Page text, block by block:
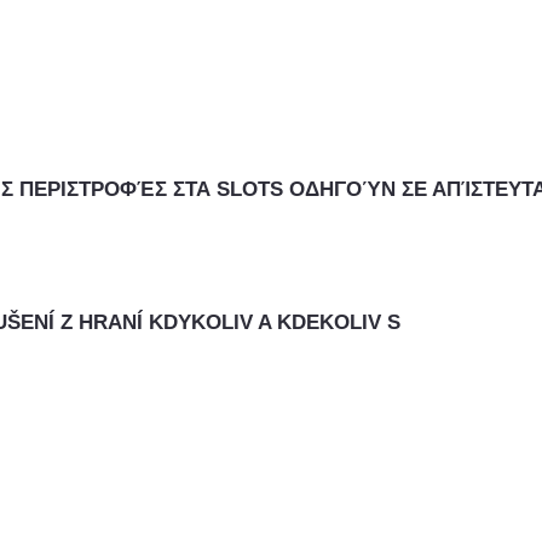
ΠΕΡΙΣΤΡΟΦΈΣ ΣΤΑ SLOTS ΟΔΗΓΟΎΝ ΣΕ
Z HRANÍ KDYKOLIV A KDEKOLIV S